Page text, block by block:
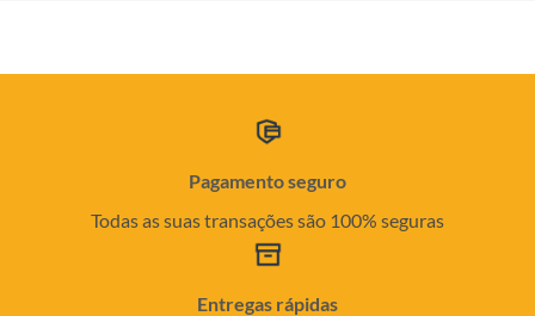
Pagamento seguro
Todas as suas transações são 100% seguras
Entregas rápidas